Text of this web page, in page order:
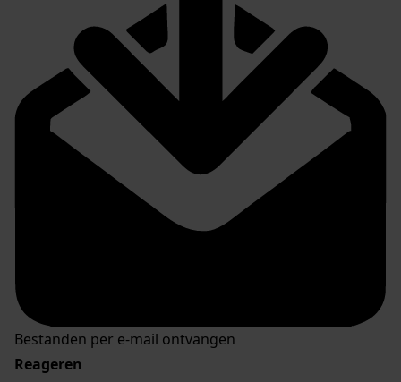
Bestanden per e-mail ontvangen
Reageren